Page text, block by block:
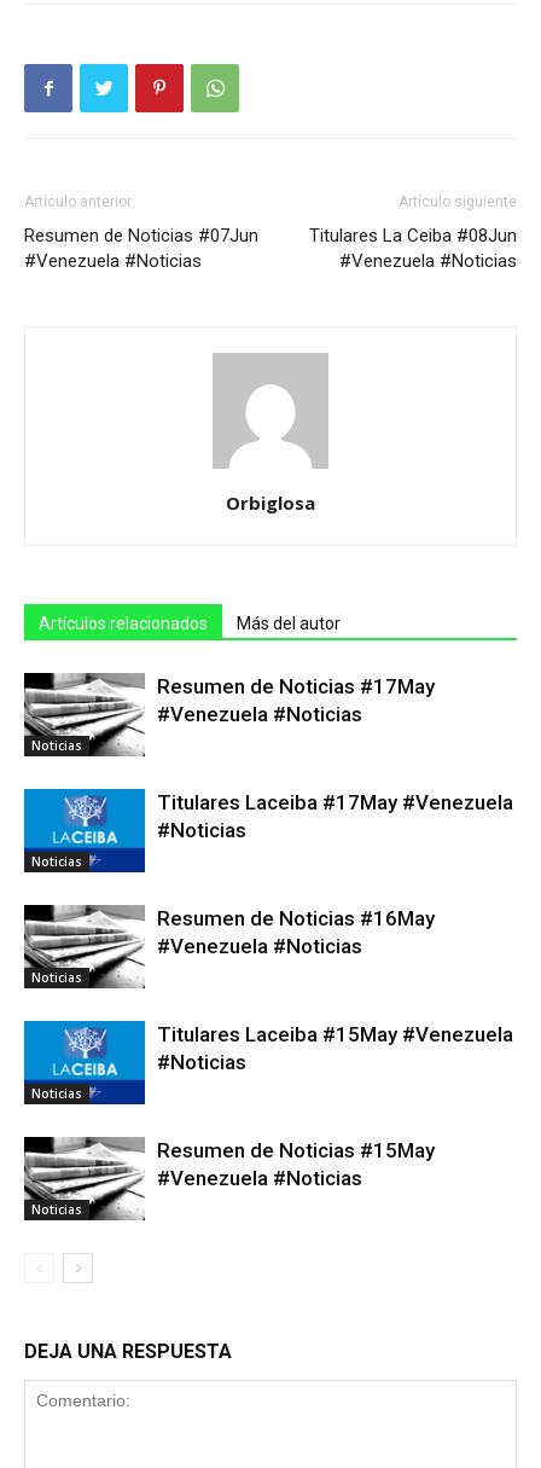
Artículo anterior
Resumen de Noticias #07Jun
#Venezuela #Noticias
Artículo siguiente
Titulares La Ceiba #08Jun
#Venezuela #Noticias
Orbiglosa
Artículos relacionados Más del autor
Noticias
Resumen de Noticias #17May
#Venezuela #Noticias
Noticias
Titulares Laceiba #17May #Venezuela
#Noticias
Noticias
Resumen de Noticias #16May
#Venezuela #Noticias
Noticias
Titulares Laceiba #15May #Venezuela
#Noticias
Noticias
Resumen de Noticias #15May
#Venezuela #Noticias
DEJA UNA RESPUESTA